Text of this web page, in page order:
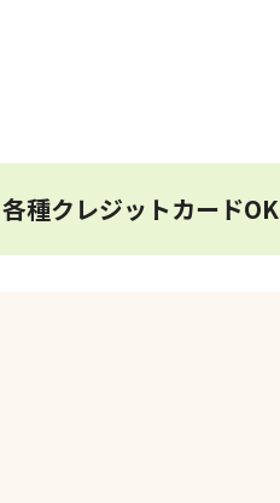
各種クレジットカードOK